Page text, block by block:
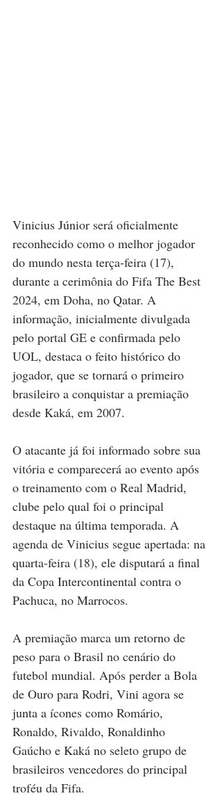
Vinicius Júnior será oficialmente
reconhecido como o melhor jogador
do mundo nesta terça-feira (17),
durante a cerimônia do Fifa The Best
2024, em Doha, no Qatar. A
informação, inicialmente divulgada
pelo portal GE e confirmada pelo
UOL, destaca o feito histórico do
jogador, que se tornará o primeiro
brasileiro a conquistar a premiação
desde Kaká, em 2007.
O atacante já foi informado sobre sua
vitória e comparecerá ao evento após
o treinamento com o Real Madrid,
clube pelo qual foi o principal
destaque na última temporada. A
agenda de Vinicius segue apertada: na
quarta-feira (18), ele disputará a final
da Copa Intercontinental contra o
Pachuca, no Marrocos.
A premiação marca um retorno de
peso para o Brasil no cenário do
futebol mundial. Após perder a Bola
de Ouro para Rodri, Vini agora se
junta a ícones como Romário,
Ronaldo, Rivaldo, Ronaldinho
Gaúcho e Kaká no seleto grupo de
brasileiros vencedores do principal
troféu da Fifa.